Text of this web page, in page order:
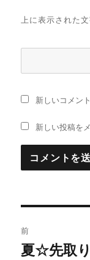
上に表示された
新しいコメン
新しい投稿を
稿
前
前
夏☆先取